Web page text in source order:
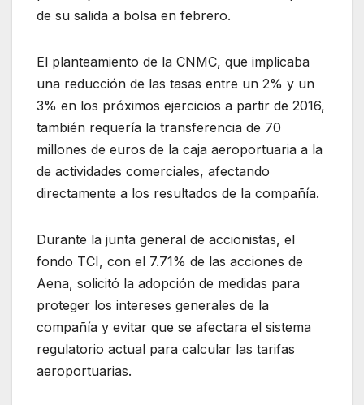
de su salida a bolsa en febrero.
El planteamiento de la CNMC, que implicaba
una reducción de las tasas entre un 2% y un
3% en los próximos ejercicios a partir de 2016,
también requería la transferencia de 70
millones de euros de la caja aeroportuaria a la
de actividades comerciales, afectando
directamente a los resultados de la compañía.
Durante la junta general de accionistas, el
fondo TCI, con el 7.71% de las acciones de
Aena, solicitó la adopción de medidas para
proteger los intereses generales de la
compañía y evitar que se afectara el sistema
regulatorio actual para calcular las tarifas
aeroportuarias.